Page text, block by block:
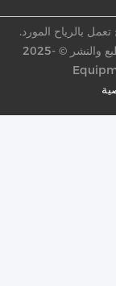
بالرياح المورد.
حقوق الطبع والنشر © -2025 Liaocheng Wantong Ventilation